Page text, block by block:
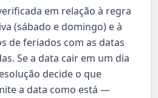
em relação à regra
(sábado e domingo) e à
de feriados com as datas
Se a data cair em um dia
decide o que
a data como está —